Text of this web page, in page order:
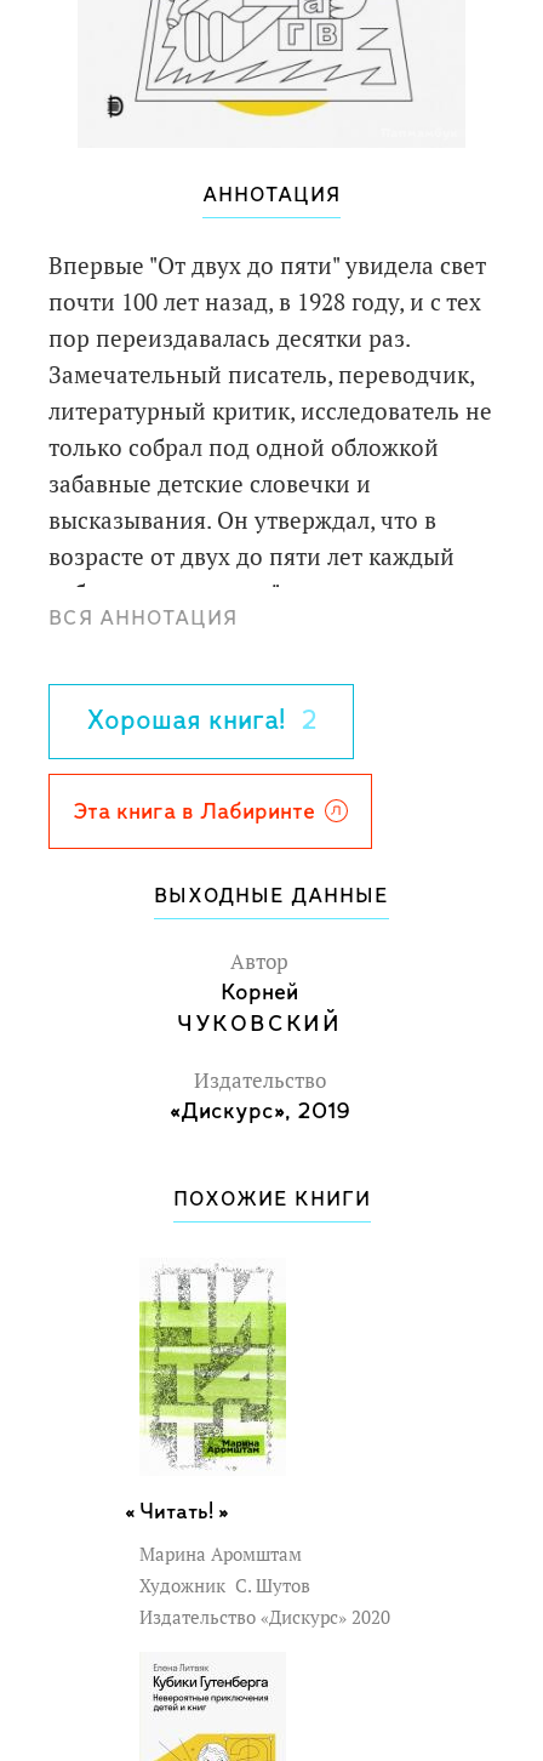
АННОТАЦИЯ
Впервые "От двух до пяти" увидела свет
почти 100 лет назад, в 1928 году, и с тех
пор переиздавалась десятки раз.
Замечательный писатель, переводчик,
литературный критик, исследователь не
только собрал под одной обложкой
забавные детские словечки и
высказывания. Он утверждал, что в
возрасте от двух до пяти лет каждый
ребенок становится "гениальным
лингвистом", так что эта книга должна
педагогам, психологам, лингвистам. Это
не просто детский язык, полный "лепых
нелепиц", - это мир, познав который
можно найти ответы на множество
"взрослых" вопросов.
ВСЯ АННОТАЦИЯ
Хорошая книга! 2
Эта книга в Лабиринте
ВЫХОДНЫЕ ДАННЫЕ
Автор
Корней
ЧУКОВСКИЙ
Издательство
«Дискурс», 2019
ПОХОЖИЕ КНИГИ
Читать! »
Марина Аромштам
Художник С. Шутов
Издательство «Дискурс» 2020